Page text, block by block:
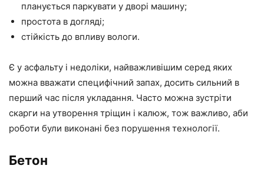
планується паркувати у дворі машину;
простота в догляді;
стійкість до впливу вологи.
Є у асфальту і недоліки, найважливішим серед яких
можна вважати специфічний запах, досить сильний в
перший час після укладання. Часто можна зустріти
скарги на утворення тріщин і калюж, тож важливо, аби
роботи були виконані без порушення технології.
Бетон